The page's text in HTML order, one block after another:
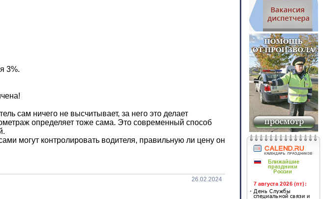
3%.
сам ничего не высчитывает, за него это делает
определяет тоже сама. Это современный способ
могут контролировать водителя, правильную ли цену он
26.02.2024